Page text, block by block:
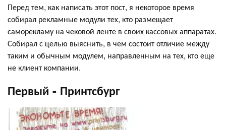
Перед тем, как написать этот пост, я некоторое время
собирал рекламные модули тех, кто размещает
саморекламу на чековой ленте в своих кассовых аппаратах.
Собирал с целью выяснить, в чем состоит отличие между
таким и обычным модулем, направленным на тех, кто еще
не клиент компании.
Первый - Принтсбург